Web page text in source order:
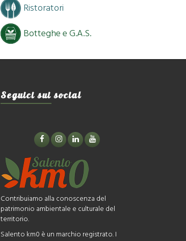
Ristoratori
Botteghe e G.A.S.
Seguici sui social
Contribuiamo alla conoscenza del
patrimonio ambientale e culturale del
territorio.
Salento km0 è un marchio registrato. I